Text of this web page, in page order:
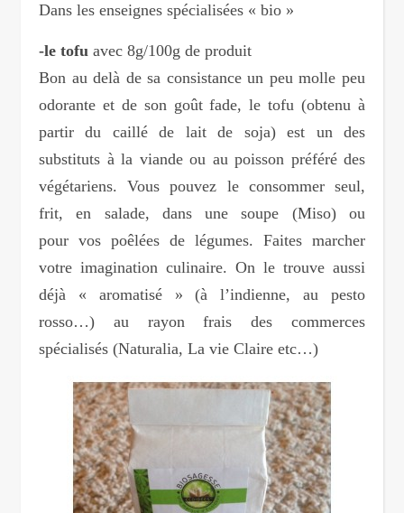
Dans les enseignes spécialisées « bio »
-le tofu avec 8g/100g de produit
Bon au delà de sa consistance un peu molle peu
odorante et de son goût fade, le tofu (obtenu à
partir du caillé de lait de soja) est un des
substituts à la viande ou au poisson préféré des
végétariens. Vous pouvez le consommer seul,
frit, en salade, dans une soupe (Miso) ou
pour vos poêlées de légumes. Faites marcher
votre imagination culinaire. On le trouve aussi
déjà « aromatisé » (à l’indienne, au pesto
rosso…) au rayon frais des commerces
spécialisés (Naturalia, La vie Claire etc…)